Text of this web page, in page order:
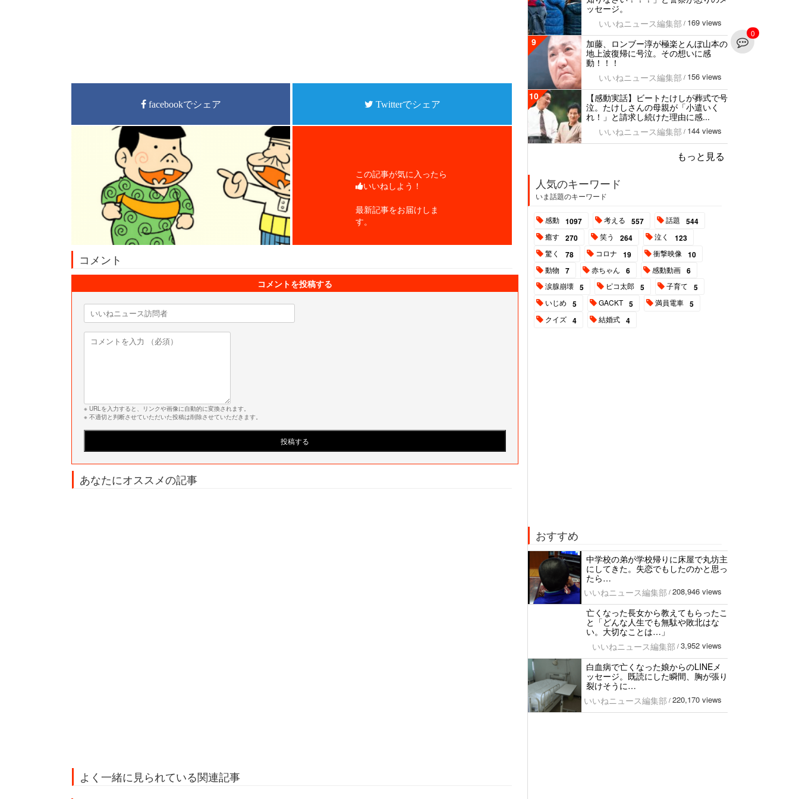
facebookでシェア Twitterでシェア
この記事が気に入ったら
いいねしよう！
最新記事をお届けしま
す。
コメント
0
コメントを投稿する
※ URLを入力すると、リンクや画像に自動的に変換されます。
※ 不適切と判断させていただいた投稿は削除させていただきます。
あなたにオススメの記事
よく一緒に見られている関連記事
ッセージ。
いいねニュース編集部 / 169 views
9
加藤、ロンブー淳が極楽とんぼ山本の
地上波復帰に号泣。その想いに感
動！！！
いいねニュース編集部 / 156 views
10
【感動実話】ビートたけしが葬式で号
泣。たけしさんの母親が「小遣いく
れ！」と請求し続けた理由に感...
いいねニュース編集部 / 144 views
もっと見る
人気のキーワード
いま話題のキーワード
感動 1097 考える 557 話題 544
癒す 270 笑う 264 泣く 123
驚く 78 コロナ 19 衝撃映像 10
動物 7 赤ちゃん 6 感動動画 6
涙腺崩壊 5 ピコ太郎 5 子育て 5
いじめ 5 GACKT 5 満員電車 5
クイズ 4 結婚式 4
おすすめ
中学校の弟が学校帰りに床屋で丸坊主
にしてきた。失恋でもしたのかと思っ
たら…
いいねニュース編集部 / 208,946 views
亡くなった長女から教えてもらったこ
と「どんな人生でも無駄や敗北はな
い。大切なことは…」
いいねニュース編集部 / 3,952 views
白血病で亡くなった娘からのLINEメ
ッセージ。既読にした瞬間、胸が張り
裂けそうに…
いいねニュース編集部 / 220,170 views